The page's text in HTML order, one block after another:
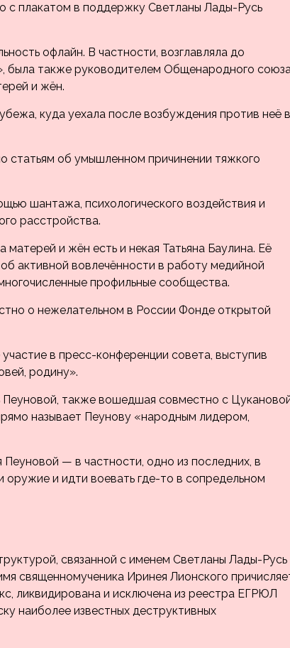
с плакатом в поддержку Светланы Лады-Русь
офлайн. В частности, возглавляла до
была также руководителем Общенародного
и жён.
куда уехала после возбуждения против неё в
статьям об умышленном причинении тяжкого
шантажа, психологического воздействия и
расстройства.
и жён есть и некая Татьяна Баулина. Её
активной вовлечённости в работу медийной
профильные сообщества.
о нежелательном в России Фонде открытой
в пресс-конференции совета, выступив
родину».
также вошедшая совместно с
называет Пеунову «народным лидером,
— в частности, одно из последних, в
и идти воевать где-то в сопредельном
связанной с именем Светланы Лады-Русь
священномученика Иринея Лионского
ликвидирована и исключена из реестра ЕГРЮЛ
наиболее известных деструктивных